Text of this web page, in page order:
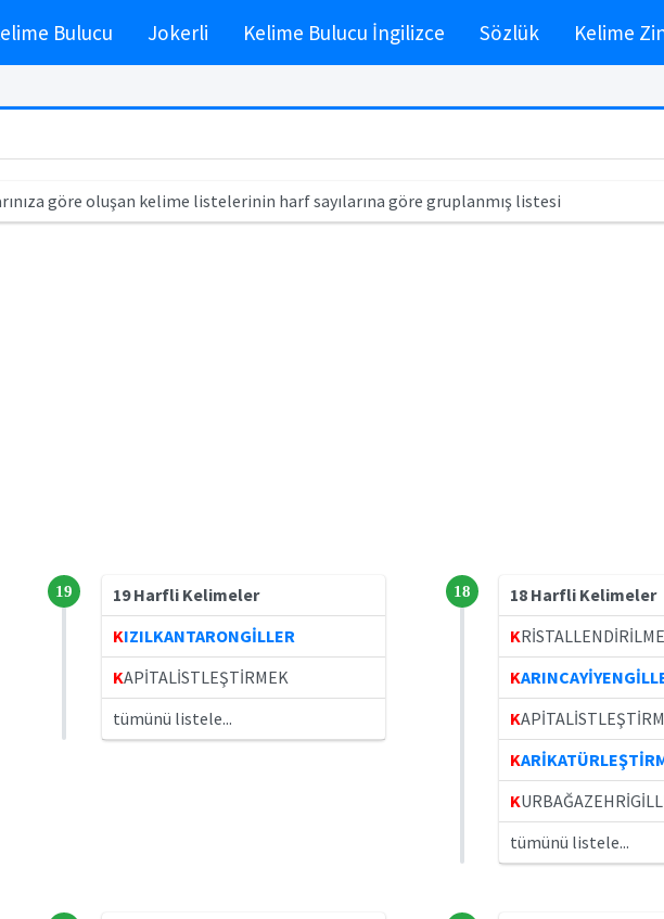
Bulucu Jokerli Kelime Bulucu İngilizce Sözlük Kelime
göre oluşan kelime listelerinin harf sayılarına göre gruplanmış listesi
19
19 Harfli Kelimeler
KIZILKANTARONGİLLER
KAPİTALİSTLEŞTİRMEK
tümünü listele...
18
18 Harfli Kelimeler
K
K
K
K
K
tümünü listele...